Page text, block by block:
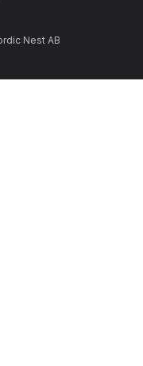
Nest AB